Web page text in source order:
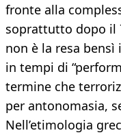
fronte alla
soprattutto dopo il
non è la resa bensì
in tempi di
termine che
per antonomasia,
Nell’etimologia